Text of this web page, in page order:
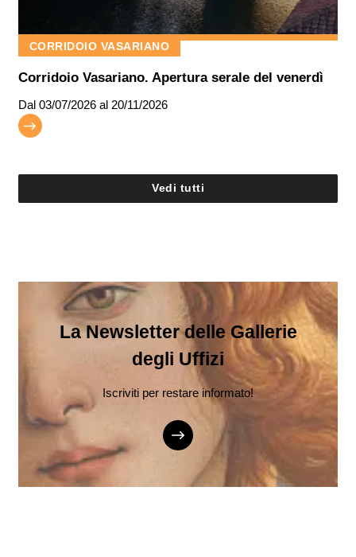
CORRIDOIO VASARIANO
Corridoio Vasariano. Apertura serale del venerdì
Dal 03/07/2026 al 20/11/2026
Vedi tutti
La Newsletter delle Gallerie
degli Uffizi
Iscriviti per restare informato!